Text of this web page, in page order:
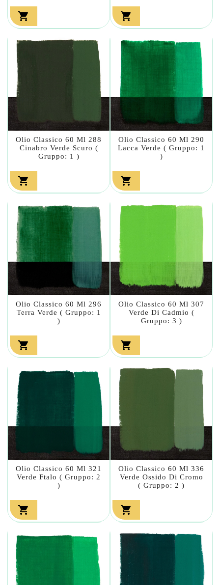
 
Olio Classico 60 Ml 288
Cinabro Verde Scuro (
Gruppo: 1 )

Olio Classico 60 Ml 290
Lacca Verde ( Gruppo: 1
)

Olio Classico 60 Ml 296
Terra Verde ( Gruppo: 1
)

Olio Classico 60 Ml 307
Verde Di Cadmio (
Gruppo: 3 )

Olio Classico 60 Ml 321
Verde Ftalo ( Gruppo: 2
)

Olio Classico 60 Ml 336
Verde Ossido Di Cromo
( Gruppo: 2 )
